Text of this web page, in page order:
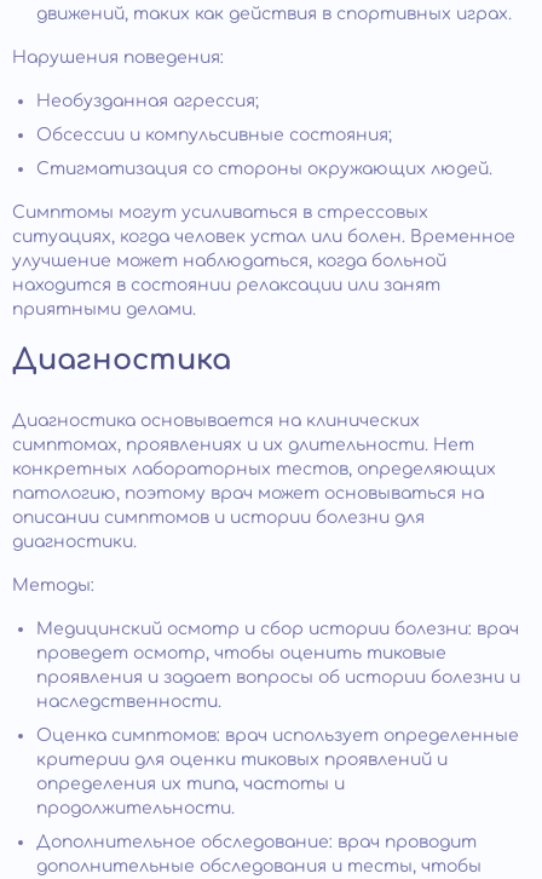
движений, таких как действия в спортивных играх.
Нарушения поведения:
Необузданная агрессия;
Обсессии и компульсивные состояния;
Стигматизация со стороны окружающих людей.
Симптомы могут усиливаться в стрессовых
ситуациях, когда человек устал или болен. Временное
улучшение может наблюдаться, когда больной
находится в состоянии релаксации или занят
приятными делами.
Диагностика
Диагностика основывается на клинических
симптомах, проявлениях и их длительности. Нет
конкретных лабораторных тестов, определяющих
патологию, поэтому врач может основываться на
описании симптомов и истории болезни для
диагностики.
Методы:
Медицинский осмотр и сбор истории болезни: врач
проведет осмотр, чтобы оценить тиковые
проявления и задает вопросы об истории болезни и
наследственности.
Оценка симптомов: врач использует определенные
критерии для оценки тиковых проявлений и
определения их типа, частоты и
продолжительности.
Дополнительное обследование: врач проводит
дополнительные обследования и тесты, чтобы